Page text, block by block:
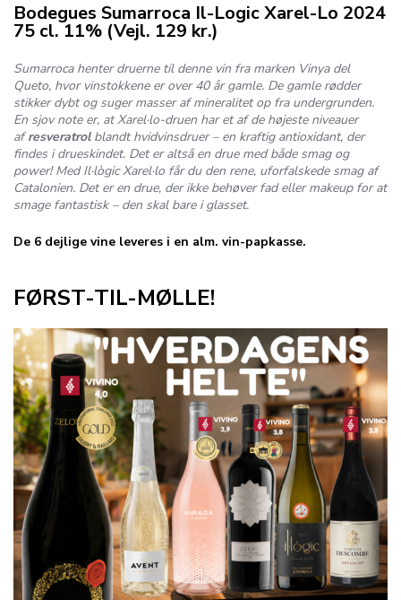
Bodegues Sumarroca Il-Logic Xarel-Lo 2024
75 cl. 11% (Vejl. 129 kr.)
Sumarroca henter druerne til denne vin fra marken Vinya del
Queto, hvor vinstokkene er over 40 år gamle. De gamle rødder
stikker dybt og suger masser af mineralitet op fra undergrunden.
En sjov note er, at Xarel·lo-druen har et af de højeste niveauer
afresveratrolblandt hvidvinsdruer – en kraftig antioxidant, der
findes i drueskindet. Det er altså en drue med både smag og
power! MedIl·lògic Xarel·lo får du den rene, uforfalskede smag af
Catalonien. Det er en drue, der ikke behøver fad eller makeup for at
smage fantastisk – den skal bare i glasset.
De 6 dejlige vine leveres i en alm. vin-papkasse.
FØRST-TIL-MØLLE!